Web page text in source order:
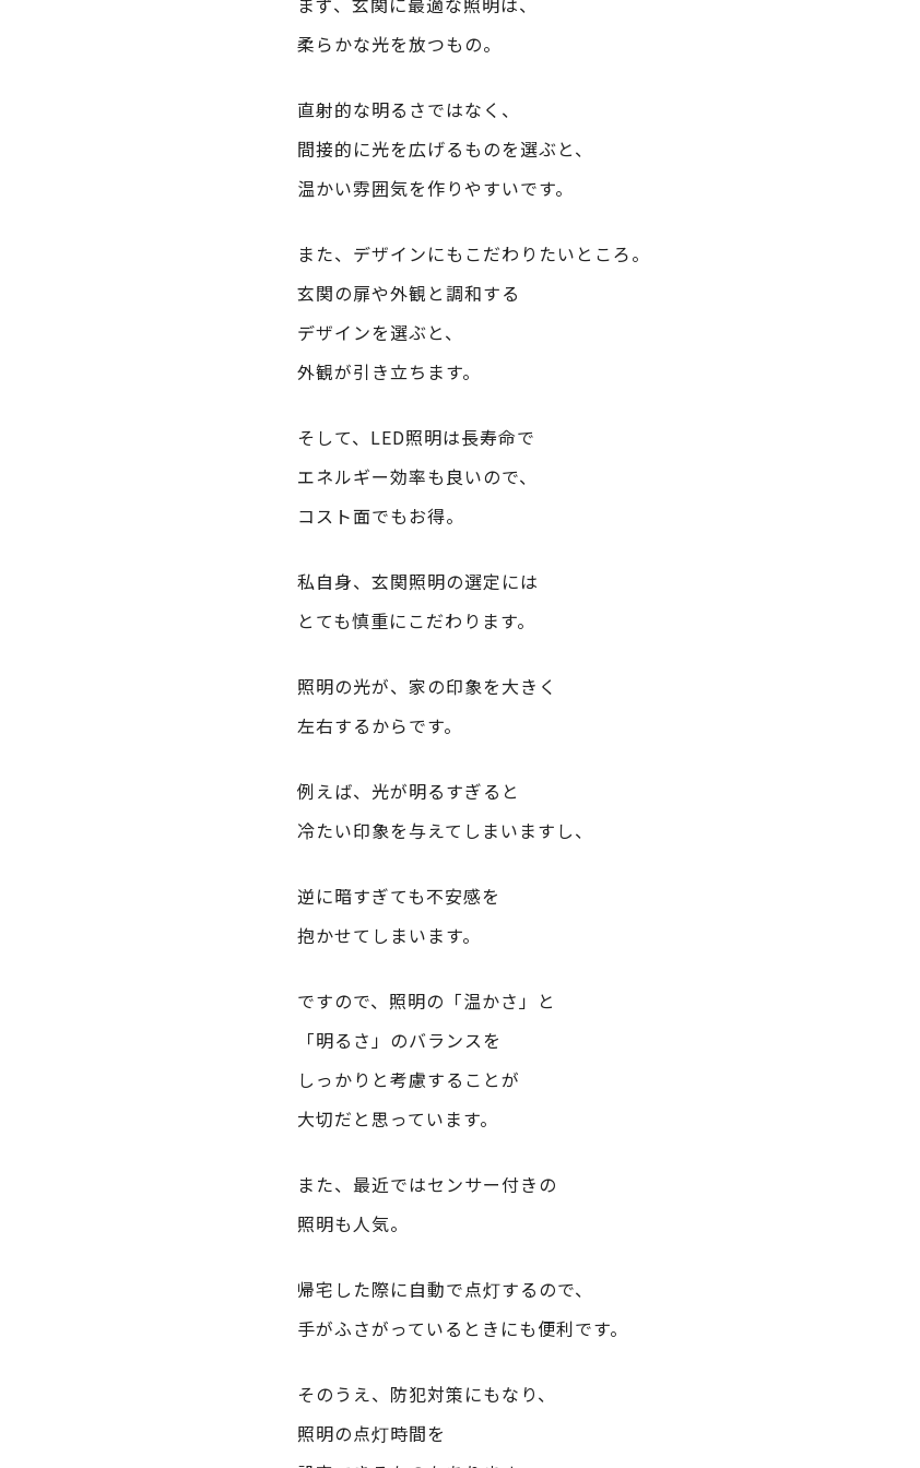
柔らかな光を放つもの。
直射的な明るさではなく、
間接的に光を広げるものを選ぶと、
温かい雰囲気を作りやすいです。
また、デザインにもこだわりたいところ。
玄関の扉や外観と調和する
デザインを選ぶと、
外観が引き立ちます。
そして、LED照明は長寿命で
エネルギー効率も良いので、
コスト面でもお得。
私自身、玄関照明の選定には
とても慎重にこだわります。
照明の光が、家の印象を大きく
左右するからです。
例えば、光が明るすぎると
冷たい印象を与えてしまいますし、
逆に暗すぎても不安感を
抱かせてしまいます。
ですので、照明の「温かさ」と
「明るさ」のバランスを
しっかりと考慮することが
大切だと思っています。
また、最近ではセンサー付きの
照明も人気。
帰宅した際に自動で点灯するので、
手がふさがっているときにも便利です。
そのうえ、防犯対策にもなり、
照明の点灯時間を